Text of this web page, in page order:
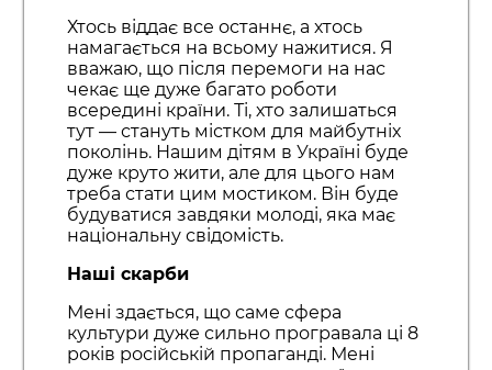
Хтось віддає все останнє, а хтось
намагається на всьому нажитися. Я
вважаю, що після перемоги на нас
чекає ще дуже багато роботи
всередині країни. Ті, хто залишаться
тут — стануть містком для майбутніх
поколінь. Нашим дітям в Україні буде
дуже круто жити, але для цього нам
треба стати цим мостиком. Він буде
будуватися завдяки молоді, яка має
національну свідомість.
Наші скарби
Мені здається, що саме сфера
культури дуже сильно програвала ці 8
років російській пропаганді. Мені